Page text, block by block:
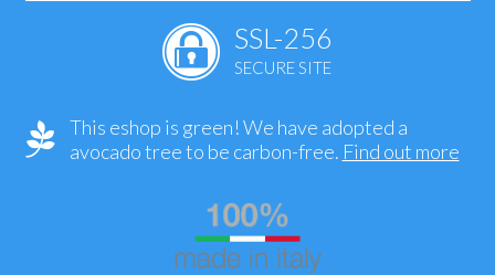
SSL-256
SECURE SITE
This eshop is green! We have adopted a
avocado tree to be carbon-free. Find out more